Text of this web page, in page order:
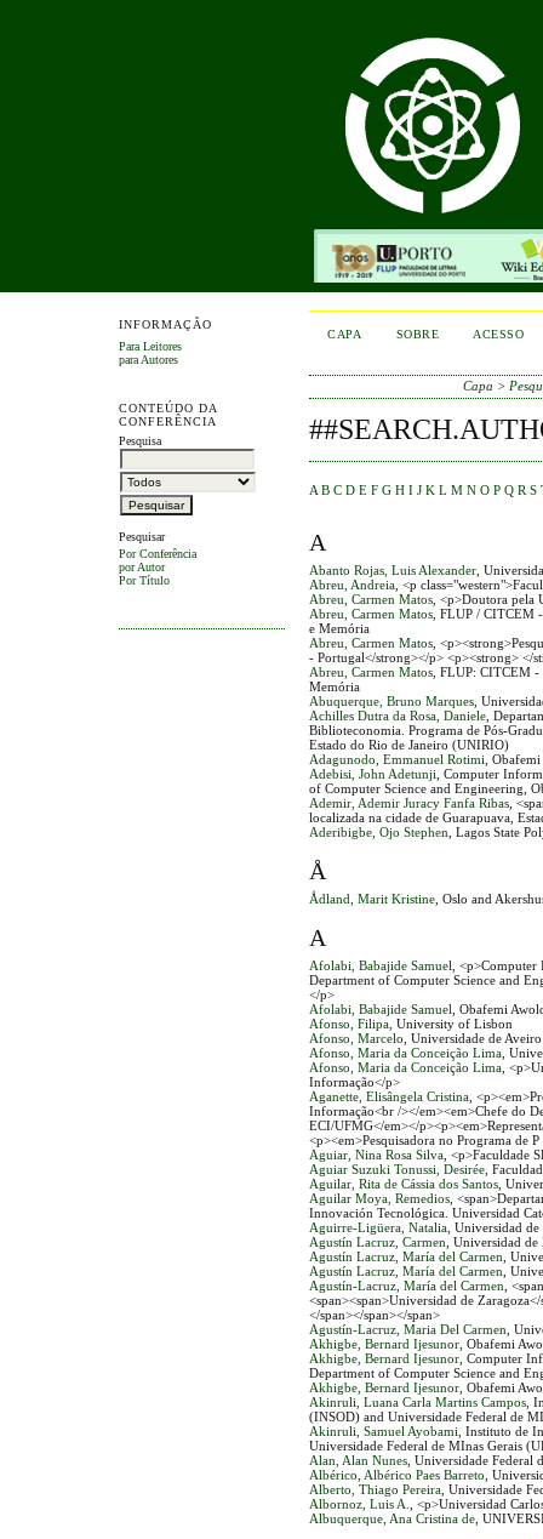
INFORMAÇÃO
Para Leitores
para Autores
CONTEÚDO DA
CONFERÊNCIA
Pesquisa
Pesquisar
Por Conferência
por Autor
Por Título
CAPA SOBRE
ACESSO
Capa >
A B C D E F G H I J K L M N O P Q R S
A
Abanto Rojas, Luis Alexander,
Abreu, Andreia, <p
Abreu, Carmen Matos, <p>Doutora pela
Abreu, Carmen Matos, FLUP / CITCEM
e Memória
Abreu, Carmen Matos,
- Portugal</strong></p> <p><strong> </
Abreu, Carmen Matos, FLUP: CITCEM -
Memória
Abuquerque, Bruno Marques,
Achilles Dutra da Rosa, Daniele,
Biblioteconomia. Programa de Pós-
Estado do Rio de Janeiro (UNIRIO)
Adagunodo, Emmanuel Rotimi ,
Adebisi, John Adetunji , Computer
of Computer Science and Engineering,
Ademir, Ademir Juracy Fanfa Ribas,
localizada na cidade de Guarapuava,
Aderibigbe, Ojo Stephen , Lagos State
Å
Ådland, Marit Kristine, Oslo and
A
Afolabi, Babajide Samuel
,
Department of Computer Science and
</p>
Afolabi, Babajide Samuel
, Obafemi
Afonso, Filipa, University of Lisbon
Afonso, Marcelo , Universidade de Aveiro
Afonso, Maria da Conceição Lima,
Afonso, Maria da Conceição Lima,
Informação</p>
Aganette, Elisângela Cristina,
Informação<br /></em><em>Chefe do
ECI/UFMG</em></
<p><em>Pesquisadora no Programa de P
Aguiar, Nina Rosa Silva, <p>Faculdade
Aguiar Suzuki Tonussi, Desirée,
Aguilar, Rita de Cássia dos Santos,
Aguilar Moya, Remedios,
Innovación Tecnológica. Universidad
Aguirre-Ligüera, Natalia, Universidad de
Agustín Lacruz, Carmen , Universidad de
Agustín Lacruz, María del Carmen ,
Agustín Lacruz, María del Carmen ,
Agustín-Lacruz, María del Carmen ,
<span><span>Universidad de
</span></span></span>
Agustín-Lacruz, Maria Del Carmen ,
Akhigbe, Bernard Ijesunor, Obafemi
Akhigbe, Bernard Ijesunor, Computer
Department of Computer Science and
Akhigbe, Bernard Ijesunor, Obafemi
Akinruli, Luana Carla Martins Campos,
(INSOD) and Universidade Federal de
Akinruli, Samuel Ayobami , Instituto de
Universidade Federal de MInas Gerais
Alan, Alan Nunes, Universidade Federal
Albérico, Albérico Paes Barreto ,
Alberto, Thiago Pereira, Universidade
Albornoz, Luis A.
, <p>Universidad
Albuquerque, Ana Cristina de,